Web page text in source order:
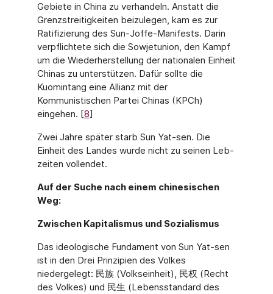
Ge­biete in China zu verhandeln. Anstatt die
Grenzstreitigkeiten beizulegen, kam es zur
Rati­fizierung des Sun-Joffe-Manifests. Darin
verpflichtete sich die Sowjetunion, den Kampf
um die Wiederherstellung der nationalen Einheit
Chinas zu unterstützen. Dafür sollte die
Kuomintang eine Allianz mit der
Kommunistischen Partei Chinas (KPCh)
eingehen. [8]
Zwei Jahre später starb Sun Yat-sen. Die
Einheit des Landes wurde nicht zu seinen Leb­
zeiten vollendet.
Auf der Suche nach einem chinesischen
Weg:
Zwischen Kapitalismus und Sozialismus
Das ideologische Fundament von Sun Yat-sen
ist in den Drei Prinzipien des Volkes
niedergelegt: 民族 (Volkseinheit), 民权 (Recht
des Volkes) und 民生 (Lebensstandard des